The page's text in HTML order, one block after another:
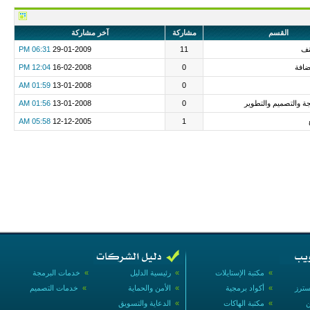
القسم مشاركة
آخر مشاركة
11
29-01-2009
06:31 PM
0
16-02-2008
12:04 PM
0
13-01-2008
01:59 AM
والتصميم والتطوير 0
13-01-2008
01:56 AM
1
12-12-2005
05:58 AM
» خدمات البرمجة » رئيسية الدليل
» خدمات التصميم » الأمن والحماية
» الدعاية والتسويق
» مكتبة الإستايلات
» أكواد برمجية
» مكتبة الهاكات